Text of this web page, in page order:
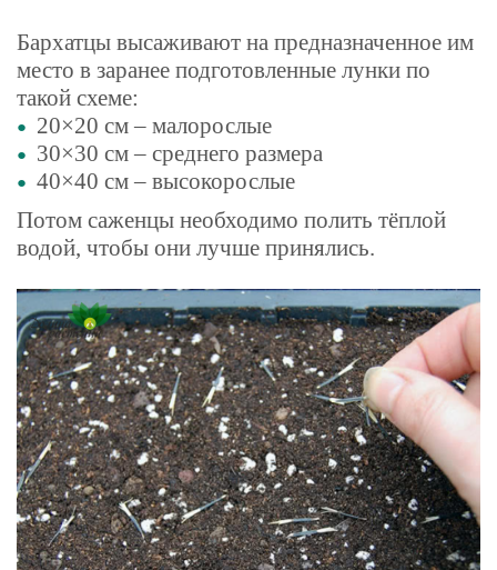
Бархатцы высаживают на предназначенное им
место в заранее подготовленные лунки по
такой схеме:
20×20 см – малорослые
30×30 см – среднего размера
40×40 см – высокорослые
Потом саженцы необходимо полить тёплой
водой, чтобы они лучше принялись.